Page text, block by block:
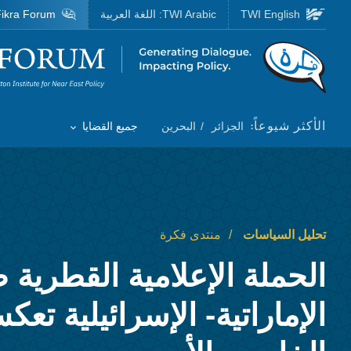
Skip to main content
Homepage
الأكثر شيوعاً: الجزائر البحرين
Toggle List of
جميع القضايا
TWI English
TWI Arabic: اللغة العربية Forum
تحليل السياسات منتدى فكرة
الحملة الإعلامية
الإماراتية- الإسرائيلية